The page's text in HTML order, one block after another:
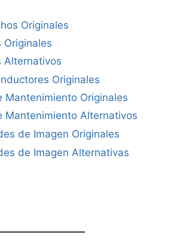
Originales
Originales
Alternativos
Originales
Mantenimiento Originales
Mantenimiento Alternativos
de Imagen Originales
de Imagen Alternativas